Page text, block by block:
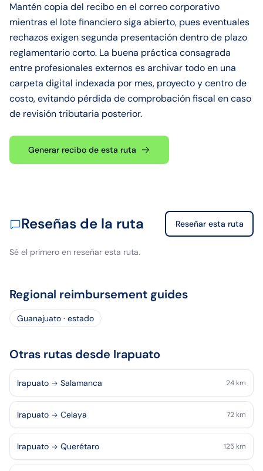
Mantén copia del recibo en el correo corporativo
mientras el lote financiero siga abierto, pues eventuales
rechazos exigen segunda presentación dentro de plazo
reglamentario corto. La buena práctica consagrada
entre profesionales externos es archivar todo en una
carpeta digital indexada por mes, proyecto y centro de
costo, evitando pérdida de comprobación fiscal en caso
de revisión tributaria posterior.
Generar recibo de esta ruta
Reseñas de la ruta Reseñar esta ruta
Sé el primero en reseñar esta ruta.
Regional reimbursement guides
Guanajuato · estado
Otras rutas desde Irapuato
Irapuato Salamanca 24 km
Irapuato Celaya 72 km
Irapuato Querétaro 125 km